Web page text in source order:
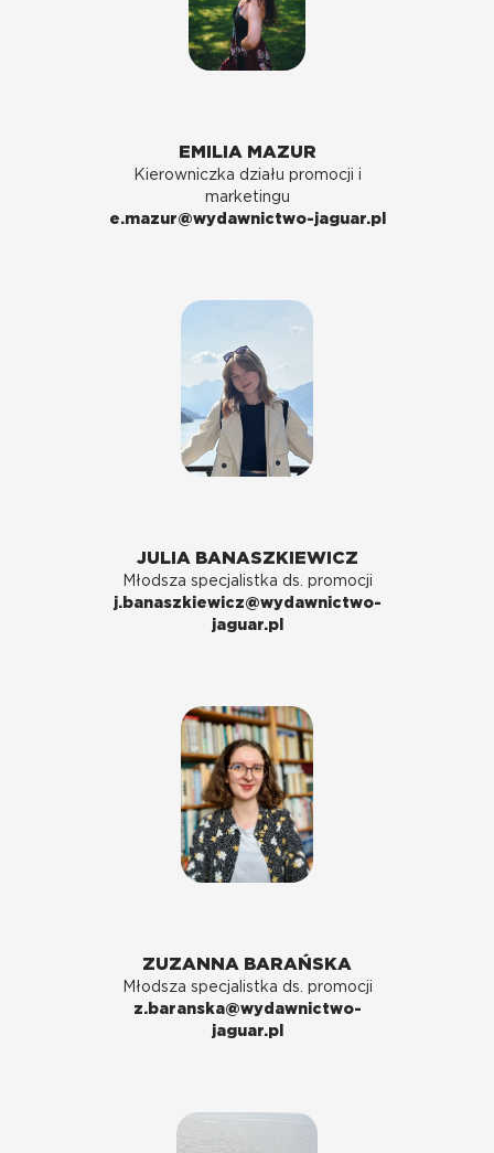
EMILIA MAZUR
Kierowniczka działu promocji i
marketingu
e.mazur@wydawnictwo-jaguar.pl
JULIA BANASZKIEWICZ
Młodsza specjalistka ds. promocji
j.banaszkiewicz@wydawnictwo-
jaguar.pl
ZUZANNA BARAŃSKA
Młodsza specjalistka ds. promocji
z.baranska@wydawnictwo-
jaguar.pl